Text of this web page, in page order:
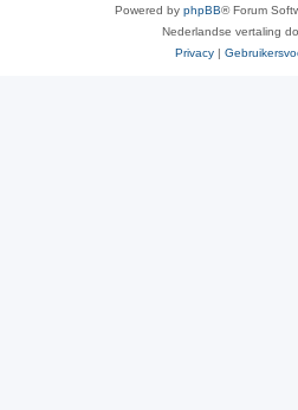
Powered by phpBB® Forum
Nederlandse vertaling
Privacy |